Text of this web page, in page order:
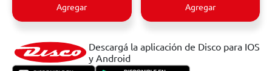
Agregar Agregar
Descargá la aplicación de Disco para IOS
y Android